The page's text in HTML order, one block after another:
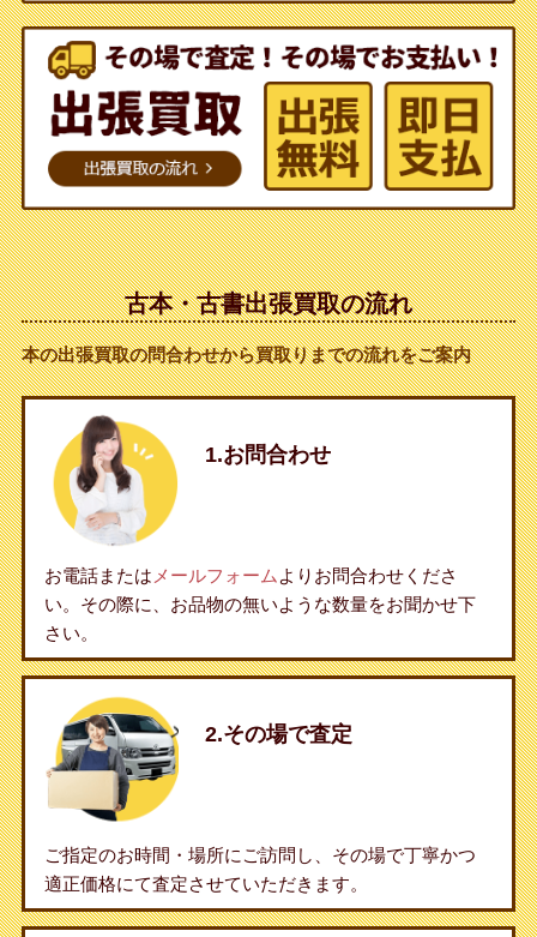
古本・古書出張買取の流れ
本の出張買取の問合わせから買取りまでの流れをご案内
1.お問合わせ
お電話または メールフォーム よりお問合わせくださ
い。その際に、お品物の無いような数量をお聞かせ下
さい。
2.その場で査定
ご指定のお時間・場所にご訪問し、その場で丁寧かつ
適正価格にて査定させていただきます。